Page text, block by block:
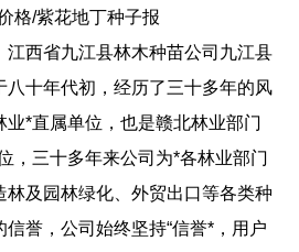
格/紫花地丁种子报
林木种苗公司九江县
八十年代初，经历了三十多年的风
*直属单位，也是赣北林业部门
，三十多年来公司为*各林业部门
林及园林绿化、外贸出口等各类种
誉，公司始终坚持“信誉*，用户